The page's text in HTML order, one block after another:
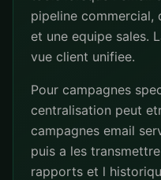
pipeline commercial,
et une equipe sales.
vue client unifiee.
Pour campagnes
centralisation peut
campagnes email
puis a les
rapports et l